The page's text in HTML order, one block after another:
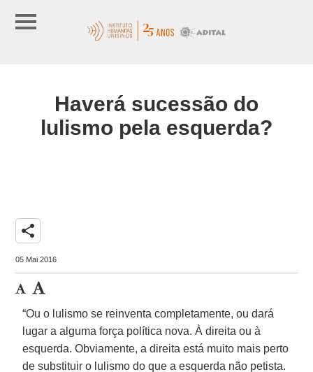
Haverá sucessão do
lulismo pela esquerda?
share
05 Mai 2016
“Ou o lulismo se reinventa completamente, ou dará
lugar a alguma força política nova. À direita ou à
esquerda. Obviamente, a direita está muito mais perto
de substituir o lulismo do que a esquerda não petista.